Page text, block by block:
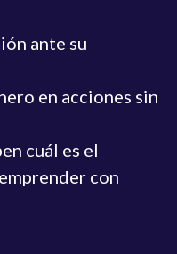
ante su
en acciones sin
cuál es el
con